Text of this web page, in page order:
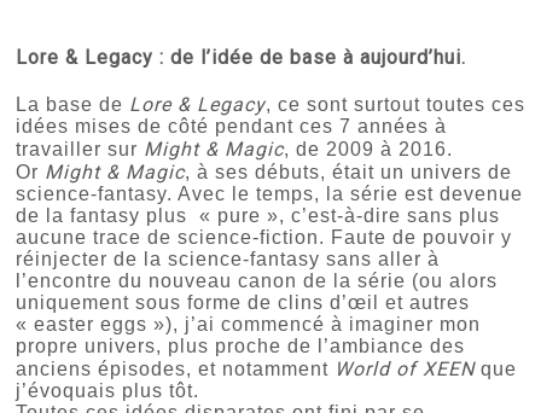
Lore & Legacy : de l’idée de base à aujourd’hui.
La base de Lore & Legacy, ce sont surtout toutes ces
idées mises de côté pendant ces 7 années à
travailler sur Might & Magic, de 2009 à 2016.
Or Might & Magic, à ses débuts, était un univers de
science-fantasy. Avec le temps, la série est devenue
de la fantasy plus « pure », c’est-à-dire sans plus
aucune trace de science-fiction. Faute de pouvoir y
réinjecter de la science-fantasy sans aller à
l’encontre du nouveau canon de la série (ou alors
uniquement sous forme de clins d’œil et autres
« easter eggs »), j’ai commencé à imaginer mon
propre univers, plus proche de l’ambiance des
anciens épisodes, et notamment World of XEENque
j’évoquais plus tôt.